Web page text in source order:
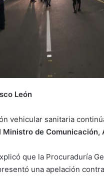
León
vehicular sanitaria
Ministro de Comunicación,
que la Procuraduría
una apelación